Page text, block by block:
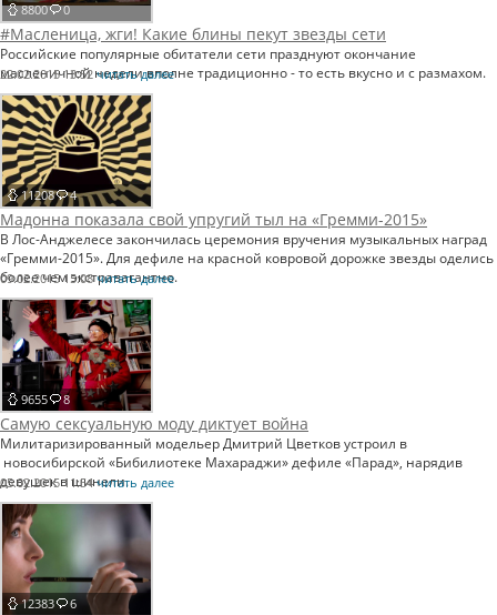
8800 0
#Масленица, жги! Какие блины пекут звезды сети
Российские популярные обитатели сети празднуют окончание
масленичной недели вполне традиционно - то есть вкусно и с размахом.
22.02.2015 13:52читать далее
11208 4
Мадонна показала свой упругий тыл на «Гремми-2015»
В Лос-Анджелесе закончилась церемония вручения музыкальных наград
«Гремми-2015». Для дефиле на красной ковровой дорожке звезды оделись
более чем экстравагантно.
09.02.2015 15:08читать далее
9655 8
Самую сексуальную моду диктует война
Милитаризированный модельер Дмитрий Цветков устроил в
новосибирской «Бибилиотеке Махараджи» дефиле «Парад», нарядив
девушек в шинели.
05.02.2015 11:54читать далее
12383 6